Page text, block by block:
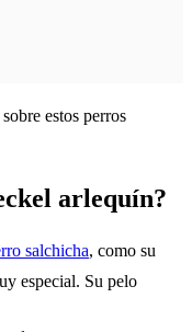
estos perros
arlequín?
salchicha, como su
especial. Su pelo